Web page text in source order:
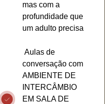
mas com a
profundidade que
um adulto precisa
Aulas de
conversação com
AMBIENTE DE
INTERCÂMBIO
EM SALA DE